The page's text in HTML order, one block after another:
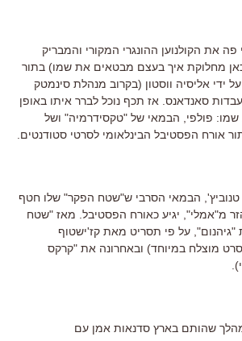
פה את הקולנוען ההונגרי המקורי והמבריק
כאן מחלוקת איך בעצם מבטאים את שמו) בתור
ידי אליסיה ווסטון (בקרוב מנהלת סינמטק
סאנדאנס. אז תכף נוכל לברר איתו באופן
פולפי, הבמאי של "טקסידרמיה" ושל
אורח הפסטיבל הבינלאומי לסרטי סטודנטים.
טנוביץ', הבמאי הסרבי ש"שטח הפקר" שלו חטף
הזר מ"אמלי", יגיע כאורח הפסטיבל. מאז "שטח
"גיהנום", על פי תסריט מאת קז'ישטוף
מוצלח במיוחד) ובאחרונה את "קרקס
שהותם בארץ סדנאות אמן עם